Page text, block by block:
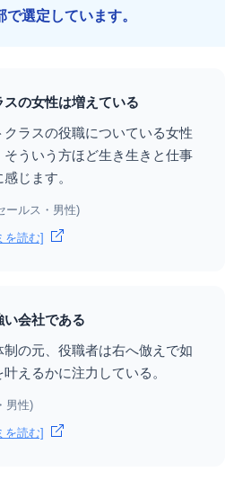
選定しています。
の女性は増えている
ラスの役職についている女性
そういう方ほど生き生きと仕事
じます。
ールス・男性)
を読む]
会社である
の元、役職者は右へ倣えで如
えるかに注力している。
男性)
を読む]